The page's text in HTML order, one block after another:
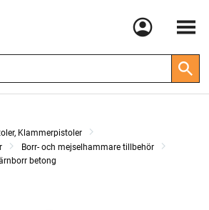
Meny
Klammerpistoler
Borr- och mejselhammare tillbehör
betong